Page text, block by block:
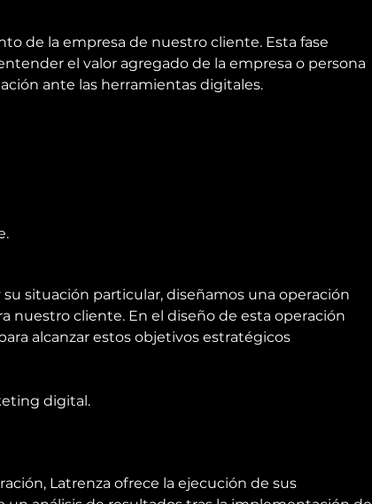
de la empresa de nuestro cliente. Esta fase
el valor agregado de la empresa o persona
ante las herramientas digitales.
situación particular, diseñamos una operación
nuestro cliente. En el diseño de esta operación
alcanzar estos objetivos estratégicos
digital.
Latrenza ofrece la ejecución de sus